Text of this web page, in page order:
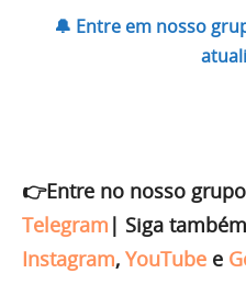
🔔 Entre em nosso
👉Entre no nosso
Telegram | Siga
Instagram, YouTube e